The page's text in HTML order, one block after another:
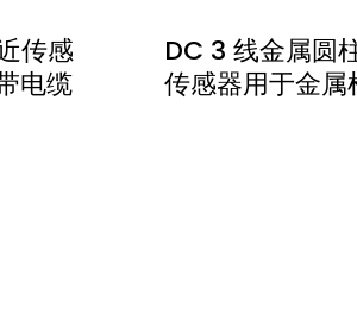
传感
电缆
DC 3 线金属圆
传感器用于金属